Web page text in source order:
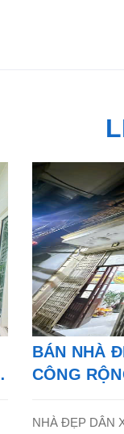
BÁN NHÀ
CÔNG
0865838325
NHÀ ĐẸP DÂN